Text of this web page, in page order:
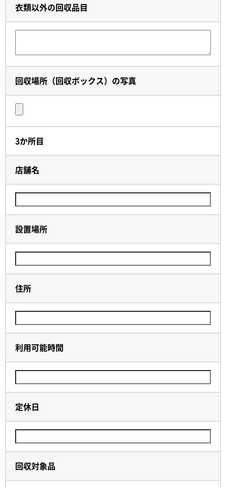
衣類以外の回収品目
回収場所（回収ボックス）の写真
3か所目
店舗名
設置場所
住所
利用可能時間
定休日
回収対象品